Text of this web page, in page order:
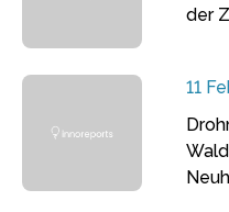
der
11